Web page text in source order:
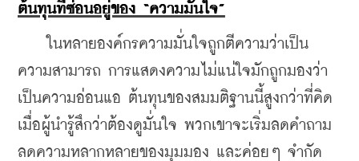
ต้นทุนที่ซ่อนอยู่ของ “ความมั่นใจ”
ในหลายองค์กรความมั่นใจถูกตีความว่าเป็น
ความสามารถ การแสดงความไม่แน่ใจมักถูกมองว่า
เป็นความอ่อนแอ ต้นทุนของสมมติฐานนี้สูงกว่าที่คิด
เมื่อผู้นำรู้สึกว่าต้องดูมั่นใจ พวกเขาจะเริ่มลดคำถาม
ลดความหลากหลายของมุมมอง และค่อยๆ จำกัด